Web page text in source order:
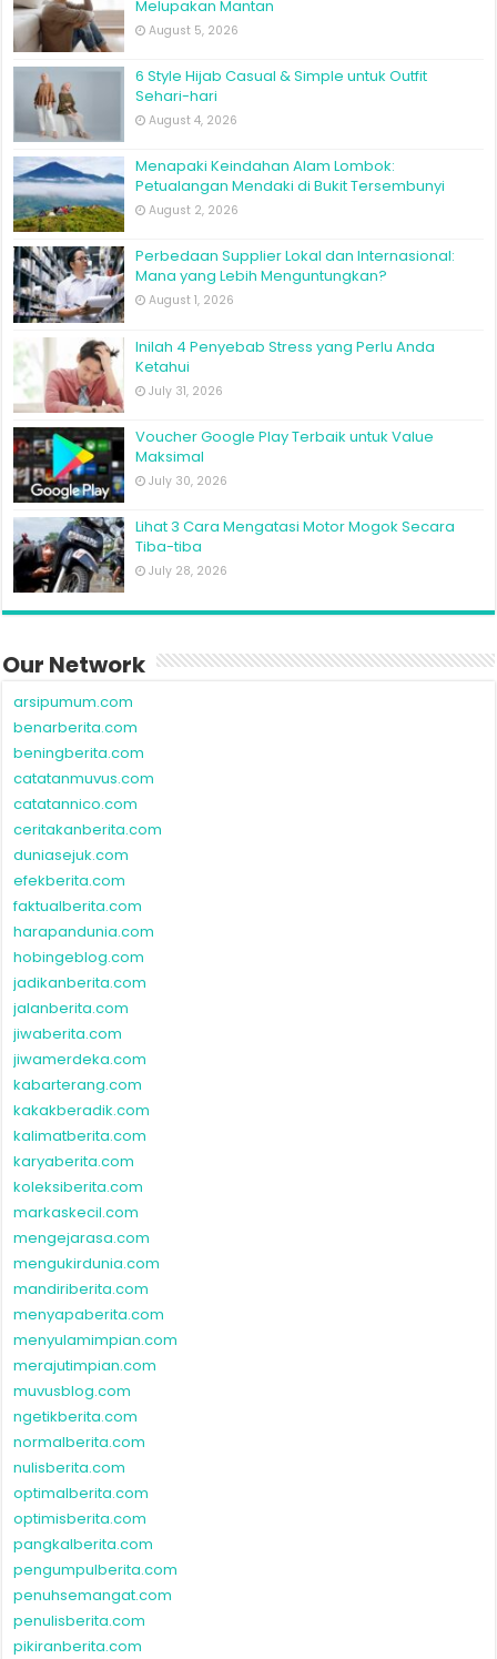
Melupakan Mantan
August 5, 2026
6 Style Hijab Casual & Simple untuk Outfit
Sehari-hari
August 4, 2026
Menapaki Keindahan Alam Lombok:
Petualangan Mendaki di Bukit Tersembunyi
August 2, 2026
Perbedaan Supplier Lokal dan Internasional:
Mana yang Lebih Menguntungkan?
August 1, 2026
Inilah 4 Penyebab Stress yang Perlu Anda
Ketahui
July 31, 2026
Voucher Google Play Terbaik untuk Value
Maksimal
July 30, 2026
Lihat 3 Cara Mengatasi Motor Mogok Secara
Tiba-tiba
July 28, 2026
Our Network
arsipumum.com
benarberita.com
beningberita.com
catatanmuvus.com
catatannico.com
ceritakanberita.com
duniasejuk.com
efekberita.com
faktualberita.com
harapandunia.com
hobingeblog.com
jadikanberita.com
jalanberita.com
jiwaberita.com
jiwamerdeka.com
kabarterang.com
kakakberadik.com
kalimatberita.com
karyaberita.com
koleksiberita.com
markaskecil.com
mengejarasa.com
mengukirdunia.com
mandiriberita.com
menyapaberita.com
menyulamimpian.com
merajutimpian.com
muvusblog.com
ngetikberita.com
normalberita.com
nulisberita.com
optimalberita.com
optimisberita.com
pangkalberita.com
pengumpulberita.com
penuhsemangat.com
penulisberita.com
pikiranberita.com